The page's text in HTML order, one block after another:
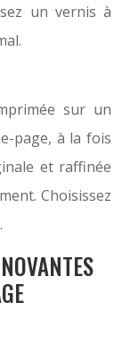
un vernis à
sur un
page, à la fois
et raffinée
Choisissez